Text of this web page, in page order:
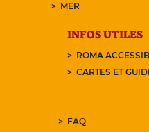
MER
INFOS UTILES
ROMA
CARTES ET
FAQ